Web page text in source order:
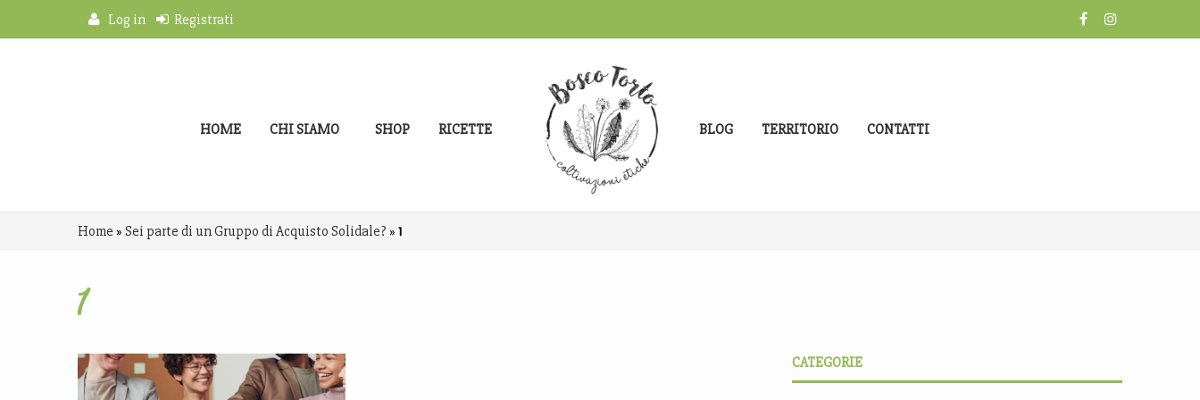
Log in Registrati
HOME CHI SIAMO SHOP RICETTE BLOG TERRITORIO CONTATTI
Home » Sei parte di un Gruppo di Acquisto Solidale? » 1
1
CATEGORIE